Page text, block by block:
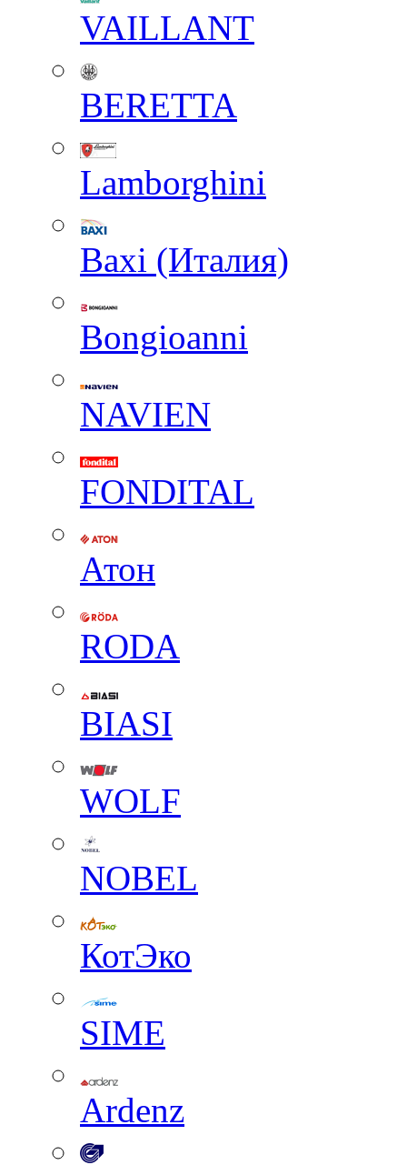
VAILLANT
BERETTA
Lamborghini
Baxi (Италия)
Вongioanni
NAVIEN
FONDITAL
Атон
RODA
BIASI
WOLF
NOBEL
КотЭко
SIME
Ardenz